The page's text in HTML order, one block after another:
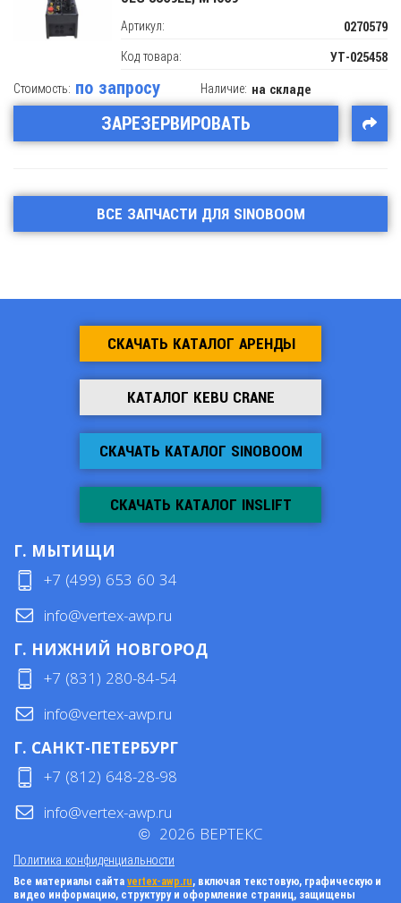
Артикул:
0270579
Код товара: УТ-025458
Стоимость: по запросу
ЗАРЕЗЕРВИРОВАТЬ
Наличие: на складе
ВСЕ ЗАПЧАСТИ ДЛЯ SINOBOOM
СКАЧАТЬ КАТАЛОГ АРЕНДЫ
КАТАЛОГ KEBU CRANE
СКАЧАТЬ КАТАЛОГ SINOBOOM
СКАЧАТЬ КАТАЛОГ INSLIFT
Г. МЫТИЩИ
+7 (499) 653 60 34
info@vertex-awp.ru
Г. НИЖНИЙ НОВГОРОД
+7 (831) 280-84-54
info@vertex-awp.ru
Г. САНКТ-ПЕТЕРБУРГ
+7 (812) 648-28-98
info@vertex-awp.ru
Политика конфиденциальности
© 2026 ВЕРТЕКС
Все материалы сайта vertex-awp.ru, включая текстовую, графическую и
видео информацию, структуру и оформление страниц, защищены